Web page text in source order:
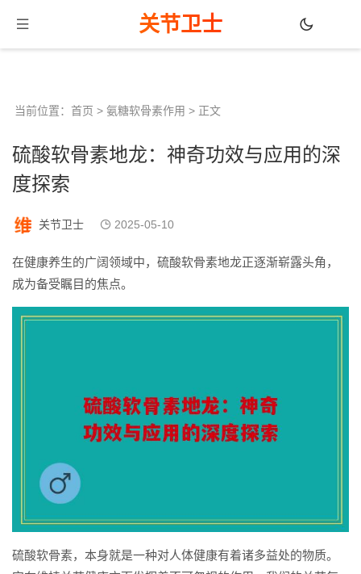
关节卫士
当前位置： 首页 > 氨糖软骨素作用 > 正文
硫酸软骨素地龙：神奇功效与应用的深
度探索
关节卫士 2025-05-10
在健康养生的广阔领域中，硫酸软骨素地龙正逐渐崭露头角，
成为备受瞩目的焦点。
硫酸软骨素，本身就是一种对人体健康有着诸多益处的物质。